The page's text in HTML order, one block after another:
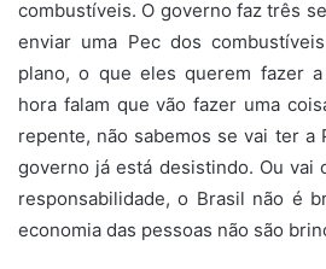
combustíveis. O governo faz três
enviar uma Pec dos
plano, o que eles querem fazer
hora falam que vão fazer uma
repente, não sabemos se vai ter a
governo já está desistindo. Ou vai
responsabilidade, o Brasil não é
economia das pessoas não são